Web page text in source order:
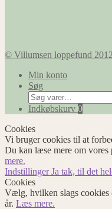
© Villumsen loppefund
Min konto
Søg
Søg
efter:
Indkøbskurv 0
Cookies
Vi bruger cookies til at
Du kan læse mere om
mere.
IndstillingerJa tak, til det
Cookies
Vælg, hvilken slags cookies
år. Læs mere.